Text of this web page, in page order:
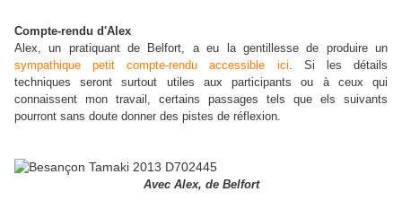
Compte-rendu d'Alex
Alex, un pratiquant de Belfort, a eu la gentillesse de produire un
sympathique petit compte-rendu accessible ici. Si les détails
techniques seront surtout utiles aux participants ou à ceux qui
connaissent mon travail, certains passages tels que els suivants
pourront sans doute donner des pistes de réflexion.
Avec Alex, de Belfort